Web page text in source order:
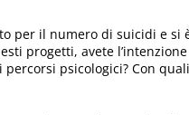
per il numero di suicidi e
progetti, avete
psicologici? Con